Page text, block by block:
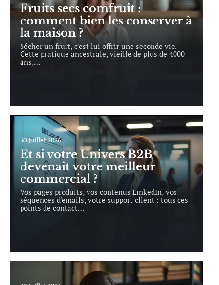
Fruits secs comfruit :
comment bien les conserver à
la maison ?
Sécher un fruit, c'est lui offrir une seconde vie.
Cette pratique ancestrale, vieille de plus de 4000
ans,…
30 juillet 2026
Et si votre Univers B2B
devenait votre meilleur
commercial ?
Vos pages produits, vos contenus LinkedIn, vos
séquences d'emails, votre support client : tous ces
points de contact…